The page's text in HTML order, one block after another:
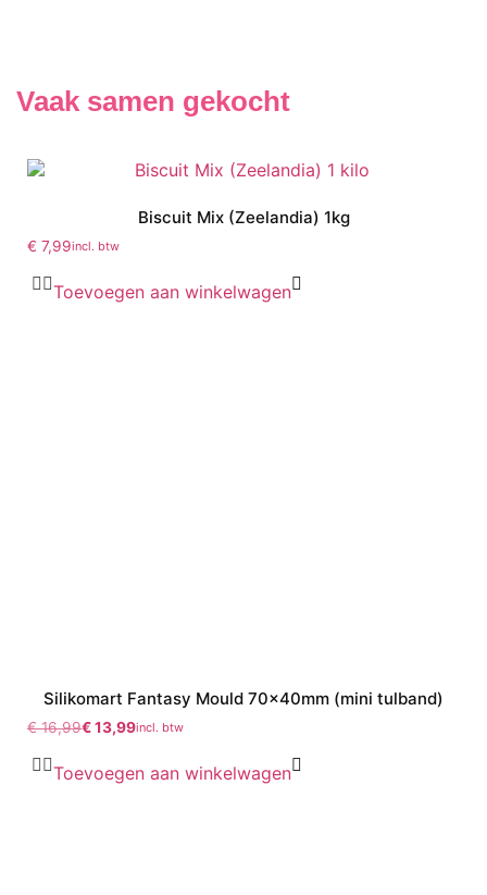
Vaak samen gekocht
Biscuit Mix (Zeelandia) 1kg
€ 7,99incl. btw
Toevoegen aan winkelwagen
Silikomart Fantasy Mould 70x40mm (mini tulband)
€16,99€13,99incl. btw
Toevoegen aan winkelwagen